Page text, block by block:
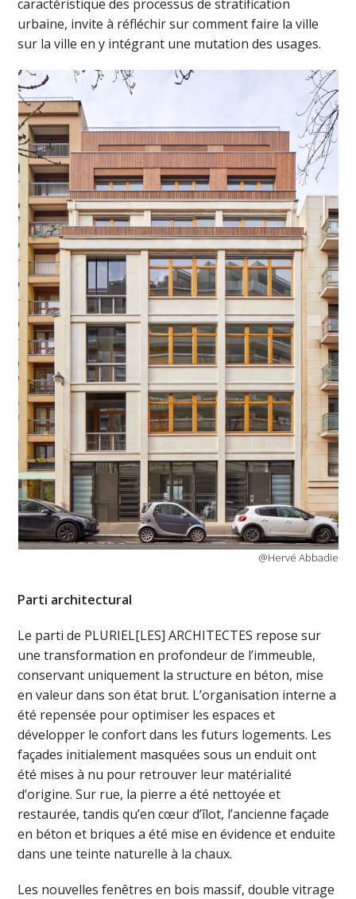
caractéristique des processus de stratification
urbaine, invite à réfléchir sur comment faire la ville
sur la ville en y intégrant une mutation des usages.
@Hervé Abbadie
Parti architectural
Le parti de PLURIEL[LES] ARCHITECTES repose sur
une transformation en profondeur de l’immeuble,
conservant uniquement la structure en béton, mise
en valeur dans son état brut. L’organisation interne a
été repensée pour optimiser les espaces et
développer le confort dans les futurs logements. Les
façades initialement masquées sous un enduit ont
été mises à nu pour retrouver leur matérialité
d’origine. Sur rue, la pierre a été nettoyée et
restaurée, tandis qu’en cœur d’îlot, l’ancienne façade
en béton et briques a été mise en évidence et enduite
dans une teinte naturelle à la chaux.
Les nouvelles fenêtres en bois massif, double vitrage